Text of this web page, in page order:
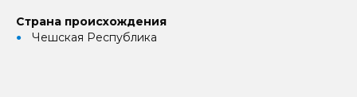
Страна происхождения
Чешская Республика